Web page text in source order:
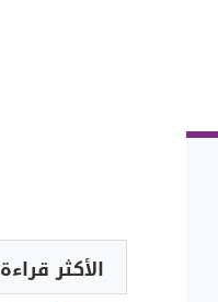
الأكثر قراءة